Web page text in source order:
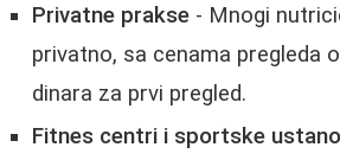
Privatne prakse - Mnogi
privatno, sa cenama pregleda
dinara za prvi pregled.
Fitnes centri i sportske